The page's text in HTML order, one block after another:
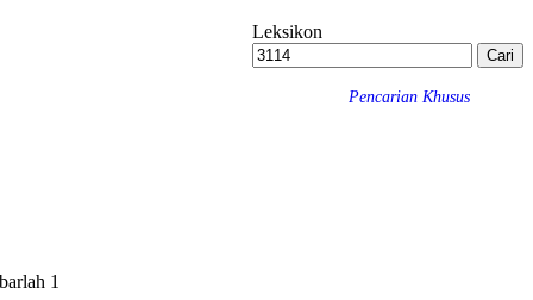
Leksikon
Pencarian Khusus
1